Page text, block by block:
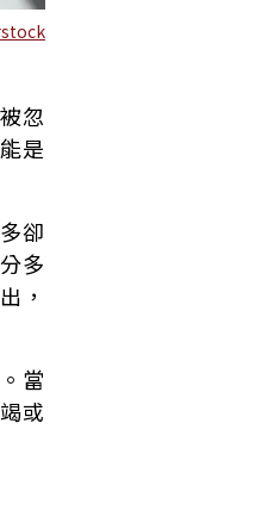
忽
是
卻
多
，
當
或